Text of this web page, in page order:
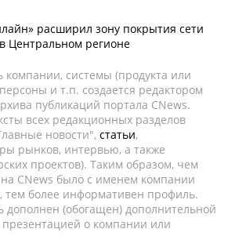
расширил зону покрытия сети
Центральном регионе
системы (продукта или
и т.п. создается редактором
публикаций портала CNews.
всех редакционных разделов
новости", статьи,
рынков, интервью, а также
проектов). Таким образом, чем
CNews было с именем компании
тем более информативен профиль.
(обогащен) дополнительной
о компании или